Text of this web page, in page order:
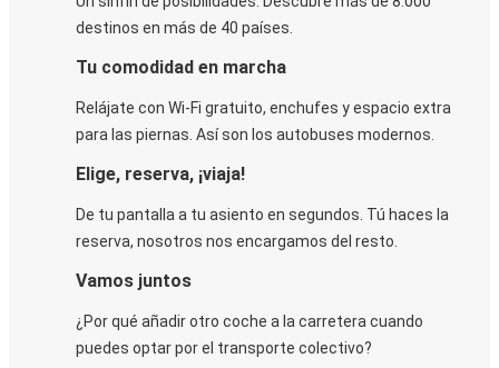
destinos en más de 40 países.
Tu comodidad en marcha
Relájate con Wi-Fi gratuito, enchufes y espacio extra
para las piernas. Así son los autobuses modernos.
Elige, reserva, ¡viaja!
De tu pantalla a tu asiento en segundos. Tú haces la
reserva, nosotros nos encargamos del resto.
Vamos juntos
¿Por qué añadir otro coche a la carretera cuando
puedes optar por el transporte colectivo?